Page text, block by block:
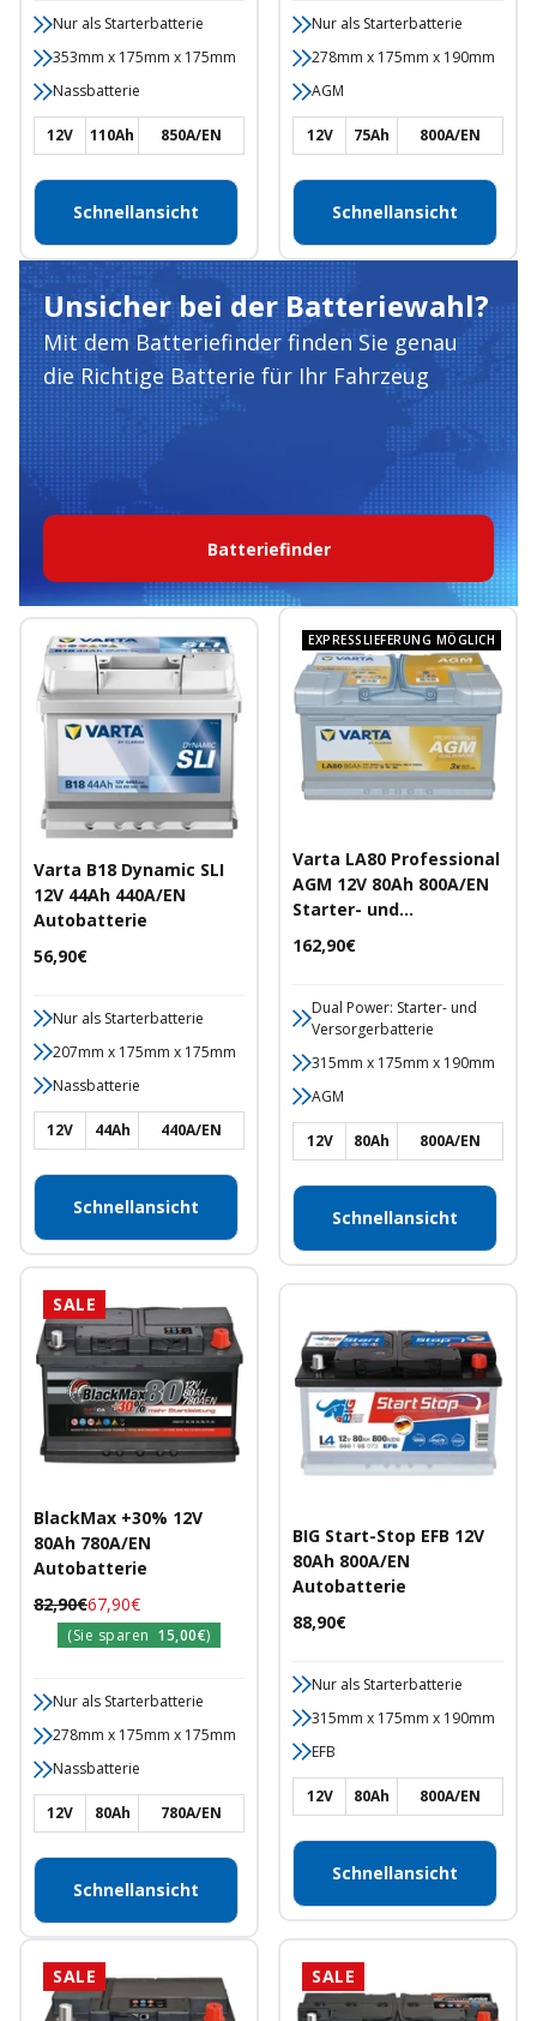
Nur als Starterbatterie
353mm x 175mm x 175mm
Nassbatterie
12V 110Ah 850A/EN
Schnellansicht
Nur als Starterbatterie
278mm x 175mm x 190mm
AGM
12V 75Ah 800A/EN
Schnellansicht
Unsicher bei der Batteriewahl?
Mit dem Batteriefinder finden Sie genau
die Richtige Batterie für Ihr Fahrzeug
Batteriefinder
Varta B18 Dynamic SLI
12V 44Ah 440A/EN
Autobatterie
Angebotspreis
56,90€
Nur als Starterbatterie
207mm x 175mm x 175mm
Nassbatterie
12V 44Ah 440A/EN
Schnellansicht
EXPRESSLIEFERUNG MÖGLICH
Varta LA80 Professional
AGM 12V 80Ah 800A/EN
Starter- und
Angebotspreis
162,90€
Dual Power: Starter- und
Versorgerbatterie
315mm x 175mm x 190mm
AGM
12V 80Ah 800A/EN
Schnellansicht
SALE
BlackMax +30% 12V
80Ah 780A/EN
Autobatterie
Angebotspreis
67,90€
Regulärer
Preis
82,90€
(Sie sparen 15,00€)
Nur als Starterbatterie
278mm x 175mm x 175mm
Nassbatterie
12V 80Ah 780A/EN
Schnellansicht
BIG Start-Stop EFB 12V
80Ah 800A/EN
Autobatterie
Angebotspreis
88,90€
Nur als Starterbatterie
315mm x 175mm x 190mm
EFB
12V 80Ah 800A/EN
Schnellansicht
SALE SALE